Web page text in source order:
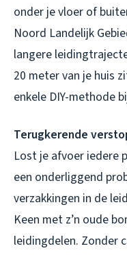
onder je vloer of
Noord Landelijk
langere
20 meter van je huis
enkele DIY-methode
Terugkerende
Lost je afvoer iedere
een onderliggend
verzakkingen in de
Keen met z’n oude
leidingdelen. Zonder